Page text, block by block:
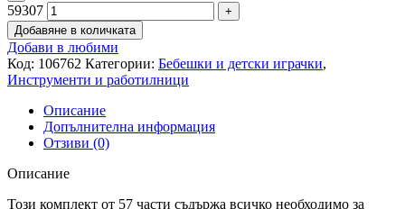
59307
Добавяне в количката
Добави в любими
Код: 106762 Категории: Бебешки и детски играчки,
Инструменти и работилници
Описание
Допълнителна информация
Отзиви (0)
Описание
Този комплект от 57 части съдържа всичко необходимо за